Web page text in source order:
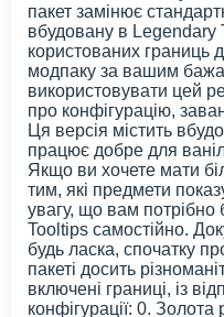
пакет замінює
вбудовану в Legendary
користованих границь
модпаку за вашим
використовувати цей
про конфігурацію,
Ця версія містить
працює добре для
Якщо ви хочете мати
тим, які предмети
увагу, що вам
Tooltips самостійно.
будь ласка, спочатку
пакеті досить
включені границі, із
конфігурації: 0.